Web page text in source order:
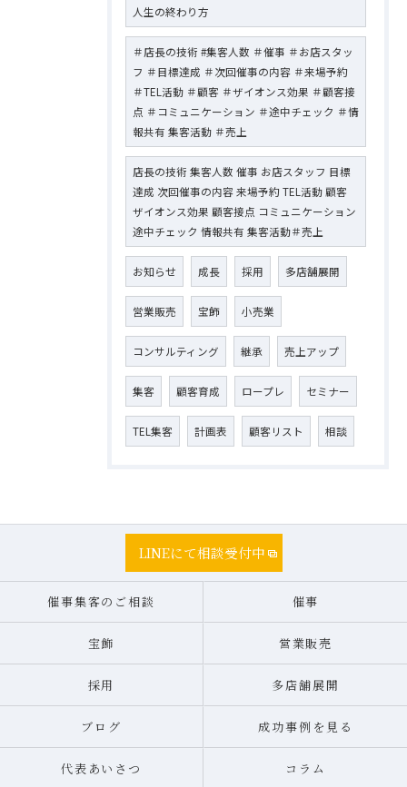
人生の終わり方
＃店長の技術 #集客人数 ＃催事 ＃お店スタッ
フ ＃目標達成 ＃次回催事の内容 ＃来場予約
＃TEL活動 ＃顧客 ＃ザイオンス効果 ＃顧客接
点 ＃コミュニケーション ＃途中チェック ＃情
報共有 集客活動 ＃売上
店長の技術 集客人数 催事 お店スタッフ 目標
達成 次回催事の内容 来場予約 TEL活動 顧客
ザイオンス効果 顧客接点 コミュニケーション
途中チェック 情報共有 集客活動＃売上
お知らせ 成長 採用 多店舗展開
営業販売 宝飾 小売業
コンサルティング 継承 売上アップ
集客 顧客育成 ロープレ セミナー
TEL集客 計画表 顧客リスト 相談
LINEにて相談受付中
催事集客のご相談 催事
宝飾 営業販売
採用 多店舗展開
ブログ 成功事例を見る
代表あいさつ コラム